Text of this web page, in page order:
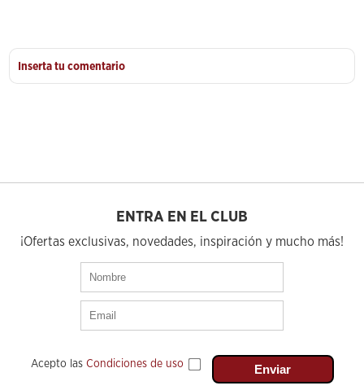
Inserta tu comentario
ENTRA EN EL CLUB
¡Ofertas exclusivas, novedades, inspiración y mucho más!
Acepto las Condiciones de uso